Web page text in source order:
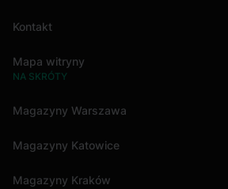
Kontakt
Mapa witryny
NA SKRÓTY
Magazyny Warszawa
Magazyny Katowice
Magazyny Kraków